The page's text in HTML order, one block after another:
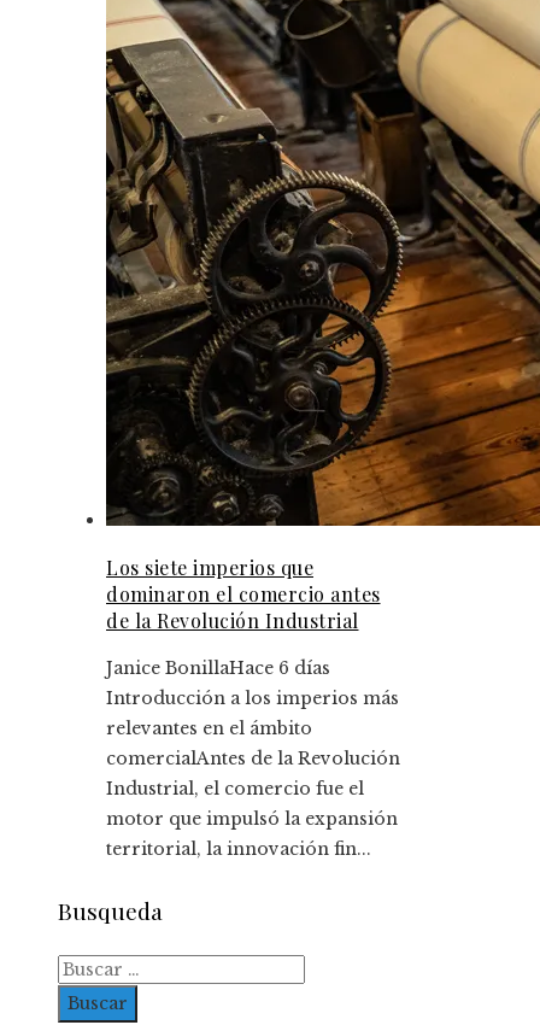
Los siete imperios que
dominaron el comercio antes
de la Revolución Industrial
Janice BonillaHace 6 días
Introducción a los imperios más
relevantes en el ámbito
comercialAntes de la Revolución
Industrial, el comercio fue el
motor que impulsó la expansión
territorial, la innovación fin...
Busqueda
Buscar: